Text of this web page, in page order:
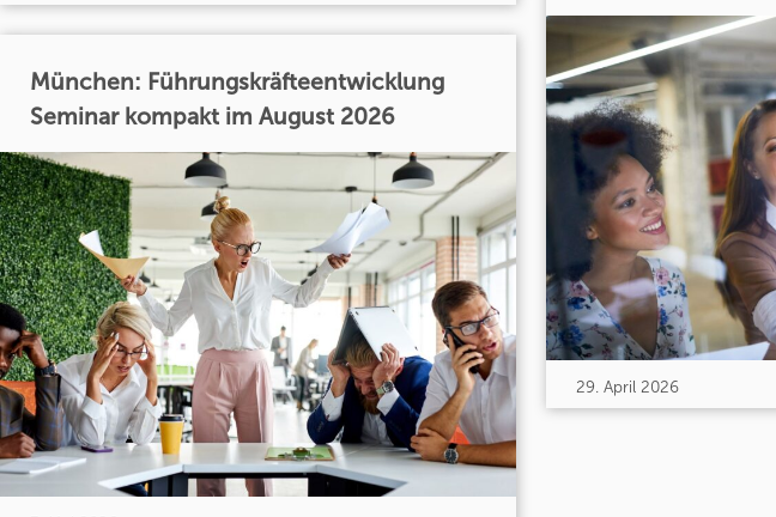
München: Führungskräfteentwicklung
Seminar kompakt im August 2026
29. April 2026